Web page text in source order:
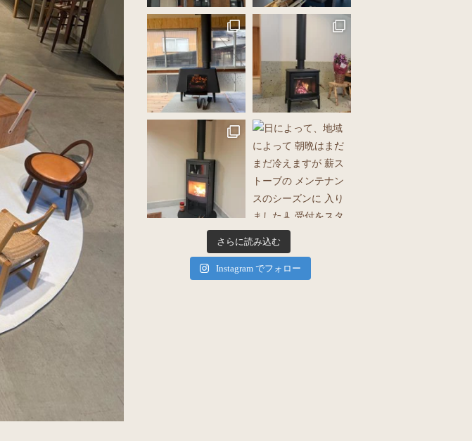
さらに読み込む
Instagram でフォロー